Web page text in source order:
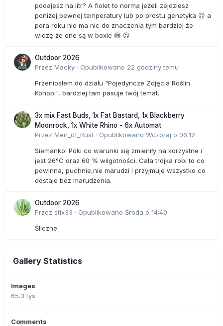
podajesz na litr? A fiolet to norma jeżeli zejdziesz
poniżej pewnej temperatury lub po prostu genetyka 😉 a
pora roku nie ma nic do znaczenia tym bardziej że
widzę że one są w boxie 😅 😉
Outdoor 2026
Przez Macky · Opublikowano 22 godziny temu
Przeniosłem do działu "Pojedyncze Zdjęcia Roślin
Konopi", bardziej tam pasuje twój temat.
3x mix Fast Buds, 1x Fat Bastard, 1x Blackberry
Moonrock, 1x White Rhino - 6x Automat
Przez Men_of_Rust · Opublikowano Wczoraj o 06:12
Siemanko. Póki co warunki się zmieniły na korzystne i
jest 26°C oraz 60 % wilgotności. Cała trójka robi to co
powinna, puchnie,nie marudzi i przyjmuje wszystko co
dostaje bez marudzenia.
Outdoor 2026
Przez stix33 · Opublikowano Środa o 14:40
Śliczne
Gallery Statistics
Images
65.3 tys.
Comments